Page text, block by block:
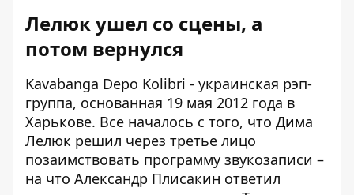
Лелюк ушел со сцены, а
потом вернулся
Kavabanga Depo Kolibri - украинская рэп-
группа, основанная 19 мая 2012 года в
Харькове. Все началось с того, что Дима
Лелюк решил через третье лицо
позаимствовать программу звукозаписи –
на что Александр Плисакин ответил